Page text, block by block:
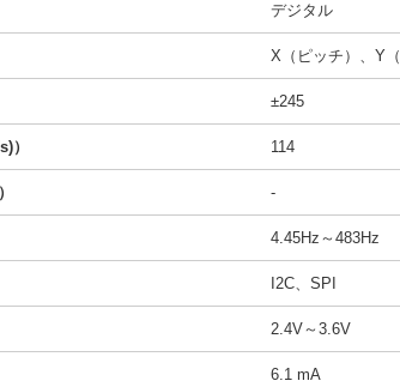
デジタル
X（ピッチ）、Y
±245
） 114
-
4.45Hz～483Hz
I2C、SPI
2.4V～3.6V
6.1 mA